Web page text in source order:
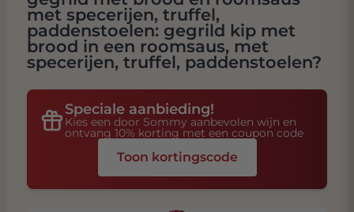
met specerijen, truffel,
paddenstoelen: gegrild kip met
brood in een roomsaus, met
specerijen, truffel, paddenstoelen?
Speciale aanbieding!
Kies een door Sommy aanbevolen wijn en
ontvang 10% korting met een coupon code
Toon kortingscode